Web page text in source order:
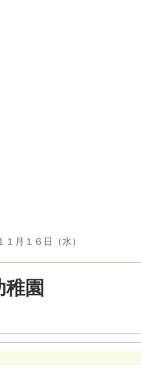
１月１６日（水）
園